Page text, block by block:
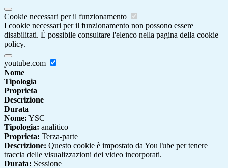
Cookie necessari per il funzionamento
I cookie necessari per il funzionamento non possono essere
disabilitati. È possibile consultare l'elenco nella pagina della cookie
policy.
youtube.com
Nome
Tipologia
Proprieta
Descrizione
Durata
Nome: YSC
Tipologia: analitico
Proprieta: Terza-parte
Descrizione: Questo cookie è impostato da YouTube per tenere
traccia delle visualizzazioni dei video incorporati.
Durata: Sessione